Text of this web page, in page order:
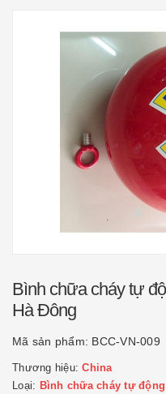
Bình chữa cháy tự
Hà Đông
Mã sản phẩm: BCC-VN-009
Thương hiệu:China
Loại: Bình chữa cháy tự